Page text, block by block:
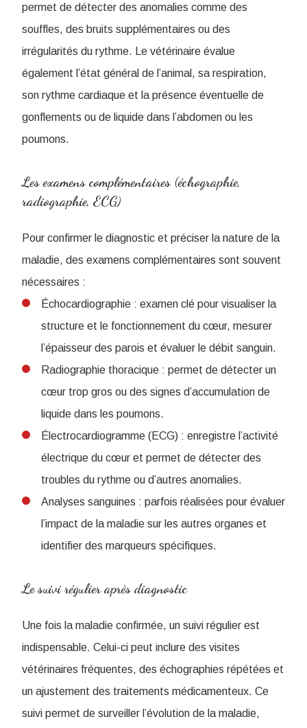
permet de détecter des anomalies comme des
souffles, des bruits supplémentaires ou des
irrégularités du rythme. Le vétérinaire évalue
également l’état général de l’animal, sa respiration,
son rythme cardiaque et la présence éventuelle de
gonflements ou de liquide dans l’abdomen ou les
poumons.
Les examens complémentaires (échographie,
radiographie, ECG)
Pour confirmer le diagnostic et préciser la nature de la
maladie, des examens complémentaires sont souvent
nécessaires :
Échocardiographie : examen clé pour visualiser la
structure et le fonctionnement du cœur, mesurer
l’épaisseur des parois et évaluer le débit sanguin.
Radiographie thoracique : permet de détecter un
cœur trop gros ou des signes d’accumulation de
liquide dans les poumons.
Électrocardiogramme (ECG) : enregistre l’activité
électrique du cœur et permet de détecter des
troubles du rythme ou d’autres anomalies.
Analyses sanguines : parfois réalisées pour évaluer
l’impact de la maladie sur les autres organes et
identifier des marqueurs spécifiques.
Le suivi régulier après diagnostic
Une fois la maladie confirmée, un suivi régulier est
indispensable. Celui-ci peut inclure des visites
vétérinaires fréquentes, des échographies répétées et
un ajustement des traitements médicamenteux. Ce
suivi permet de surveiller l’évolution de la maladie,